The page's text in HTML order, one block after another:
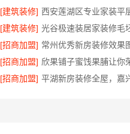
[建筑装修]
[建筑装修]
[招商加盟]
[招商加盟]
[招商加盟]